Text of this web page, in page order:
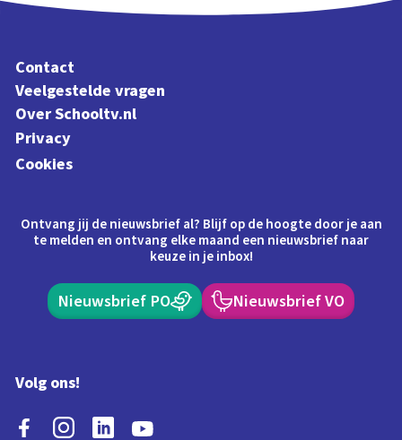
Contact
Veelgestelde vragen
Over Schooltv.nl
Privacy
Cookies
Ontvang jij de nieuwsbrief al? Blijf op de hoogte door je aan
te melden en ontvang elke maand een nieuwsbrief naar
keuze in je inbox!
Nieuwsbrief PO Nieuwsbrief VO
Volg ons!